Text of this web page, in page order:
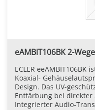
eAMBIT106BK 2-
ECLER
Koaxial-
Design. Das UV-
Entfärbung bei
Integrierter Audio-